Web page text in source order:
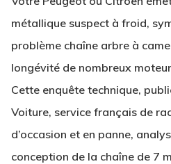
métallique suspect à froid,
problème chaîne arbre à
longévité de nombreux
Cette enquête technique,
Voiture, service français de
d’occasion et en panne,
conception de la chaîne de 7